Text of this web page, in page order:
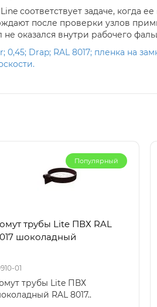
соответствует задаче, когда
после проверки узлов
оказался внутри рабочего
Drap; RAL 8017; пленка на
Популярный
трубы Lite ПВХ RAL
шоколадный
01
трубы Lite ПВХ
RAL 8017..